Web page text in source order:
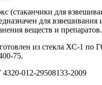
(стаканчики для
для взвешивания
веществ и препаратов.
из стекла ХС-1 по
75.
012-29508133-2009